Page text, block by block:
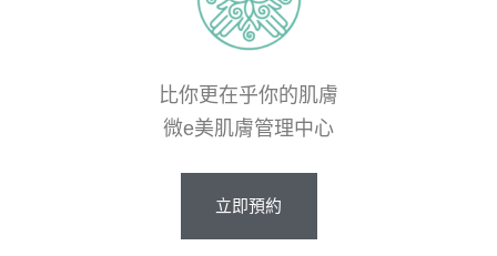
比你更在乎你的肌膚
微e美肌膚管理中心
立即預約